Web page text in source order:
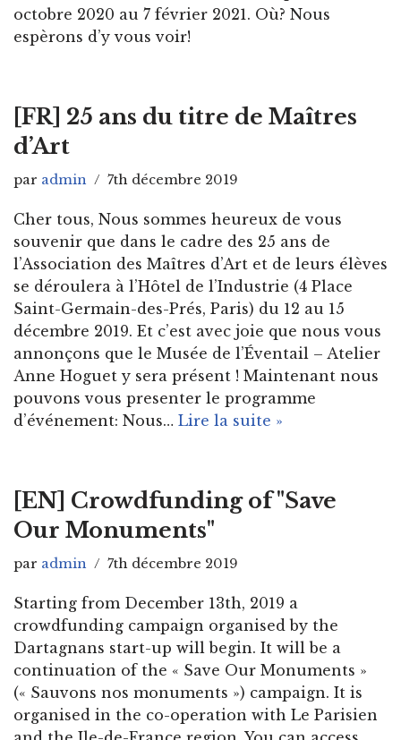
octobre 2020 au 7 février 2021. Où? Nous
espèrons d’y vous voir!
[FR] 25 ans du titre de Maîtres
d’Art
par admin 7th décembre 2019
Cher tous, Nous sommes heureux de vous
souvenir que dans le cadre des 25 ans de
l’Association des Maîtres d’Art et de leurs élèves
se déroulera à l’Hôtel de l’Industrie (4 Place
Saint-Germain-des-Prés, Paris) du 12 au 15
décembre 2019. Et c’est avec joie que nous vous
annonçons que le Musée de l’Éventail – Atelier
Anne Hoguet y sera présent ! Maintenant nous
pouvons vous presenter le programme
d’événement: Nous… Lire la suite »
[EN] Crowdfunding of "Save
Our Monuments"
par admin 7th décembre 2019
Starting from December 13th, 2019 a
crowdfunding campaign organised by the
Dartagnans start-up will begin. It will be a
continuation of the « Save Our Monuments »
(« Sauvons nos monuments ») campaign. It is
organised in the co-operation with Le Parisien